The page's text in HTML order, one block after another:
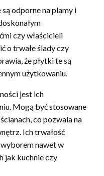
odporne na plamy i
czy właścicieli
o trwałe ślady czy
że płytki te są
użytkowaniu.
jest ich
Mogą być stosowane
co pozwala na
Ich trwałość
wyborem nawet w
jak kuchnie czy